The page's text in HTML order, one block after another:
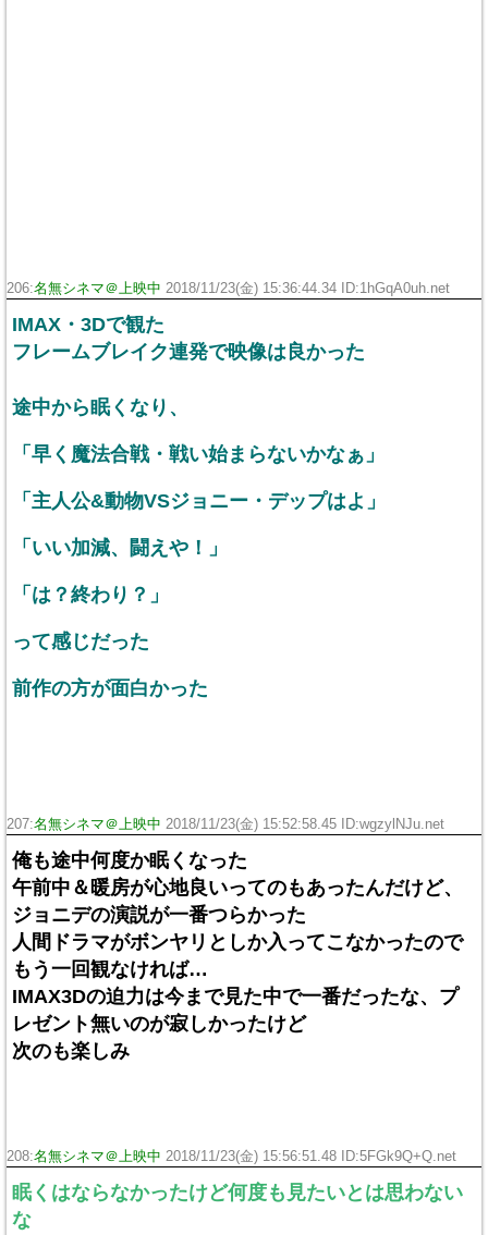
206:名無シネマ＠上映中 2018/11/23(金) 15:36:44.34 ID:1hGqA0uh.net
IMAX・3Dで観た
フレームブレイク連発で映像は良かった
途中から眠くなり、
「早く魔法合戦・戦い始まらないかなぁ」
「主人公&動物VSジョニー・デップはよ」
「いい加減、闘えや！」
「は？終わり？」
って感じだった
前作の方が面白かった
207:名無シネマ＠上映中 2018/11/23(金) 15:52:58.45 ID:wgzylNJu.net
俺も途中何度か眠くなった
午前中＆暖房が心地良いってのもあったんだけど、
ジョニデの演説が一番つらかった
人間ドラマがボンヤリとしか入ってこなかったので
もう一回観なければ…
IMAX3Dの迫力は今まで見た中で一番だったな、プ
レゼント無いのが寂しかったけど
次のも楽しみ
208:名無シネマ＠上映中 2018/11/23(金) 15:56:51.48 ID:5FGk9Q+Q.net
眠くはならなかったけど何度も見たいとは思わない
な